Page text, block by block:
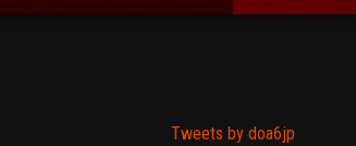
Tweets by doa6jp